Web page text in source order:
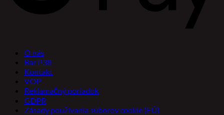
O nás
Bar P38
Kontakt
VOP
Reklamačný poriadok
GDPR
Zásady používania súborov cookie (EÚ)